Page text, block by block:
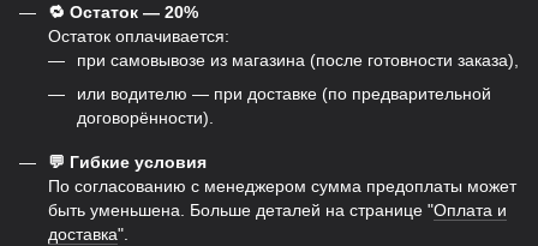
🔁 Остаток — 20%
Остаток оплачивается:
при самовывозе из магазина (после готовности заказа),
или водителю — при доставке (по предварительной
договорённости).
💬 Гибкие условия
По согласованию с менеджером сумма предоплаты может
быть уменьшена. Больше деталей на странице "Оплата и
доставка".